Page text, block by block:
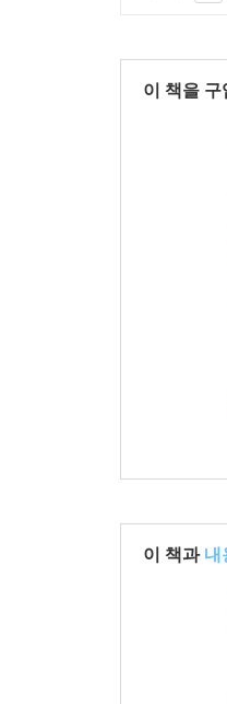
이 책을
이 책과 내